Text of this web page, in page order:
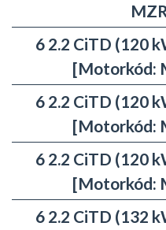
6 2.2 CiTD (120
[Motorkód:
6 2.2 CiTD (120
[Motorkód:
6 2.2 CiTD (120
[Motorkód:
6 2.2 CiTD (132